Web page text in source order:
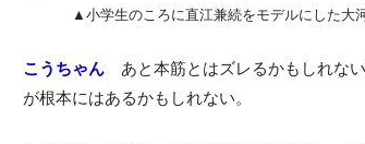
▲小学生のころに直江兼続をモデルにした大
こうちゃん あと本筋とはズレるかもしれな
が根本にはあるかもしれない。